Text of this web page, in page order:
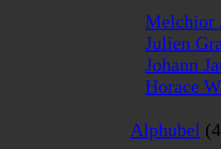
Melchior
Julien
Johann
Horace
Alphubel